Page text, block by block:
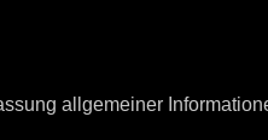
allgemeiner